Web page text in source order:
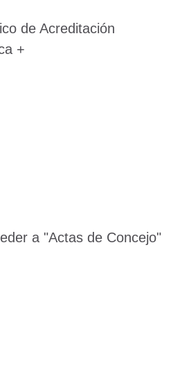
de Acreditación
+
a "Actas de Concejo"